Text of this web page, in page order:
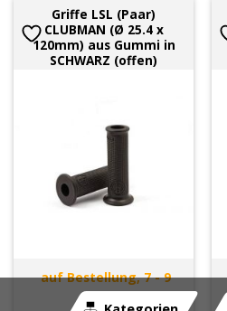
Griffe LSL (Paar)
CLUBMAN (Ø 25.4 x
120mm) aus Gummi in
SCHWARZ (offen)
auf Bestellung, 7 - 9
Tage